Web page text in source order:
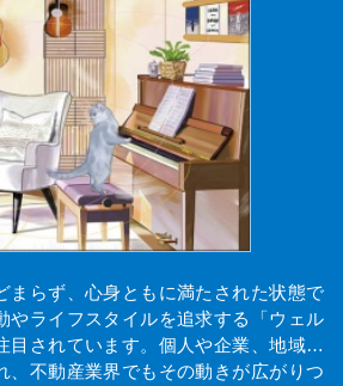
まらず、心身ともに満たされた状態で
やライフスタイルを追求する「ウェル
目されています。個人や企業、地域…
、不動産業界でもその動きが広がりつ